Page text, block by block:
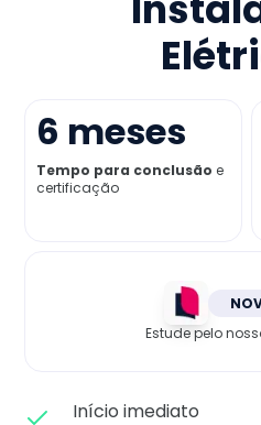
Credenciamento MEC
Já sou aluno
6 meses
Tempo para conclusão e
certificação
Estude pelo
Início imediato